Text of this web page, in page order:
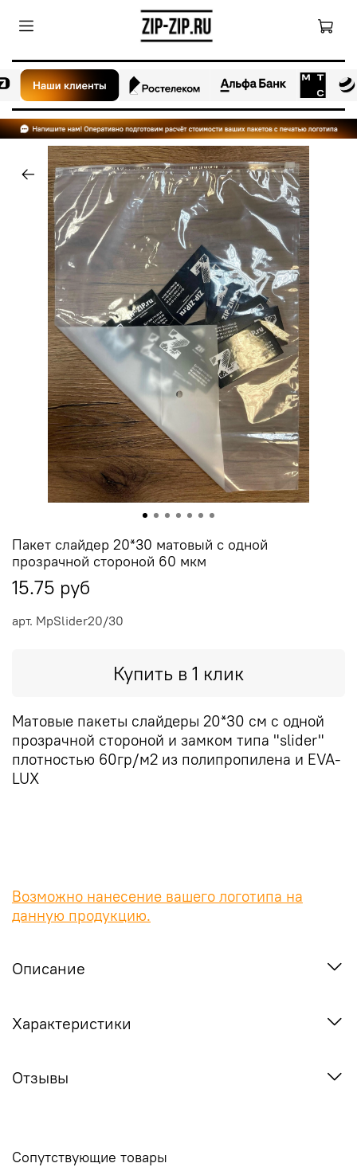
арт. MpSlider20/30
Пакет слайдер 20*30 матовый с одной
прозрачной стороной 60 мкм
15.75 руб
Купить в 1 клик
Матовые пакеты слайдеры 20*30 см с одной
прозрачной стороной и замком типа "slider"
плотностью 60гр/м2 из полипропилена и EVA-
LUX
Возможно нанесение вашего логотипа на
данную продукцию.
Описание
Характеристики
Отзывы
Сопутствующие товары